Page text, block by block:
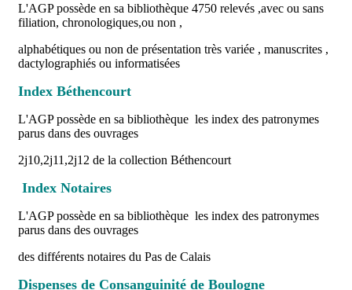
L'AGP possède en sa bibliothèque 4750 relevés ,avec ou sans
filiation, chronologiques,ou non ,
alphabétiques ou non de présentation très variée , manuscrites ,
dactylographiés ou informatisées
Index Béthencourt
L'AGP possède en sa bibliothèque les index des patronymes
parus dans des ouvrages
2j10,2j11,2j12 de la collection Béthencourt
Index Notaires
L'AGP possède en sa bibliothèque les index des patronymes
parus dans des ouvrages
des différents notaires du Pas de Calais
Dispenses de Consanguinité de Boulogne